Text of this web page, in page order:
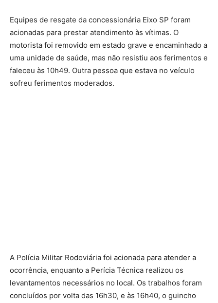
Equipes de resgate da concessionária Eixo SP foram
acionadas para prestar atendimento às vítimas. O
motorista foi removido em estado grave e encaminhado a
uma unidade de saúde, mas não resistiu aos ferimentos e
faleceu às 10h49. Outra pessoa que estava no veículo
sofreu ferimentos moderados.
A Polícia Militar Rodoviária foi acionada para atender a
ocorrência, enquanto a Perícia Técnica realizou os
levantamentos necessários no local. Os trabalhos foram
concluídos por volta das 16h30, e às 16h40, o guincho